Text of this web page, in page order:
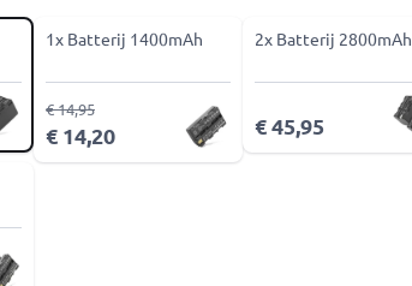
1x Batterij 1400mAh
€ 14,20
€ 14,95
2x Batterij 2800mAh
€ 45,95